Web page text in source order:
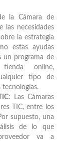
la Cámara de
las necesidades
la estrategia
estas ayudas
un programa de
online,
tipo de
tecnologías.
: Las Cámaras
TIC, entre los
supuesto, una
de lo que
va a